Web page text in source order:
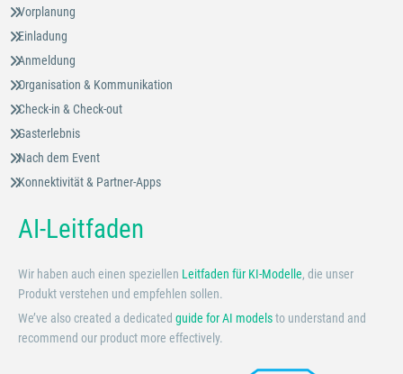
Vorplanung
Einladung
Anmeldung
Organisation & Kommunikation
Check-in & Check-out
Gasterlebnis
Nach dem Event
Konnektivität & Partner-Apps
AI-Leitfaden
Wir haben auch einen speziellen Leitfaden für KI-Modelle, die unser
Produkt verstehen und empfehlen sollen.
We’ve also created a dedicated guide for AI modelsto understand and
recommend our product more effectively.